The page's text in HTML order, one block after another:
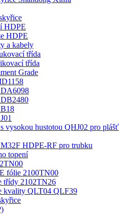
HDPE
HDPE
a kabely
třída
třída
Grade
vysokou hustotou QHJ02 pro plášť
HDPE-RF pro trubku
topení
fólie 2100TN00
třídy 2102TN26
kvality QLT04 QLF39